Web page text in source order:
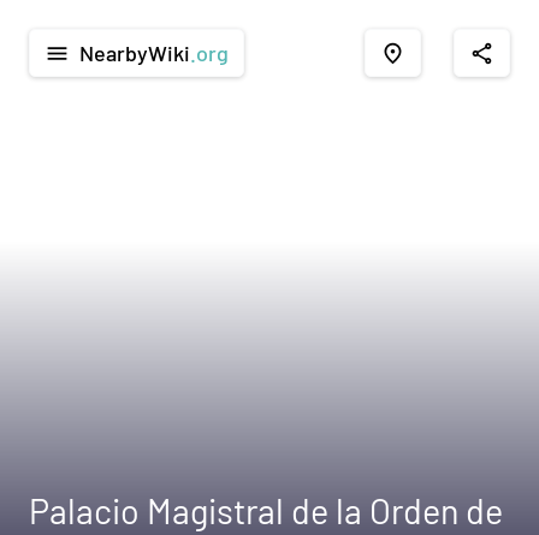
menu NearbyWiki .org place share
Palacio Magistral de la Orden de